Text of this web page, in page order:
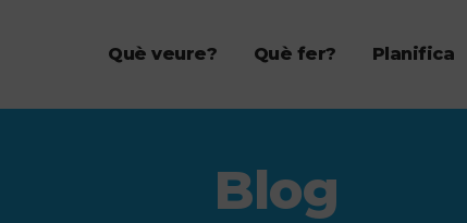
Què veure? Què fer? Planifica
Blog